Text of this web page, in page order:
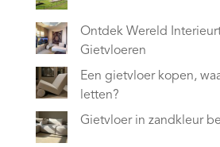
Ontdek Wereld
Gietvloeren
Een gietvloer kopen,
letten?
Gietvloer in zandkleur